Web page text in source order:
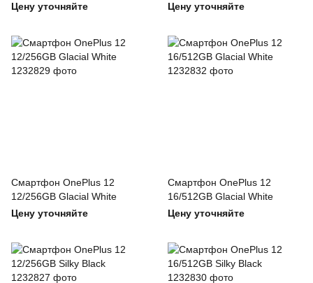
Цену уточняйте
Цену уточняйте
Смартфон OnePlus 12
12/256GB Glacial White
Цену уточняйте
Смартфон OnePlus 12
16/512GB Glacial White
Цену уточняйте